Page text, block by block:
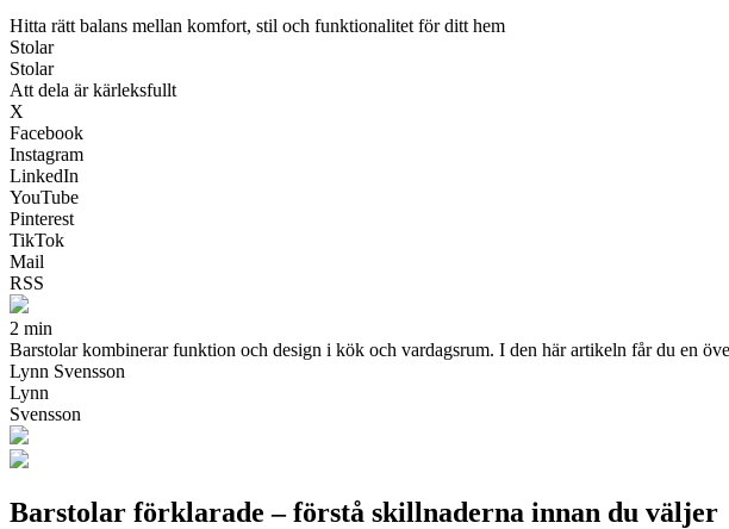
Hitta rätt balans mellan komfort, stil och funktionalitet för ditt hem
Stolar
Stolar
Att dela är kärleksfullt
X
Facebook
Instagram
LinkedIn
YouTube
Pinterest
TikTok
Mail
RSS
2 min
Barstolar kombinerar funktion och design i kök och vardagsrum. I den här artikeln får du en
Lynn Svensson
Lynn
Svensson
Barstolar förklarade – förstå skillnaderna innan du väljer